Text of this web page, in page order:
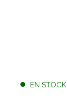
EN STOCK